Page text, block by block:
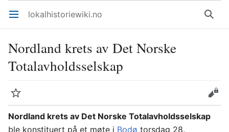
Åpne hovedmenyen lokalhistoriewiki.no Søk
Nordland krets av Det Norske
Totalavholdsselskap
Overvåk
Rediger
Nordland krets av Det Norske Totalavholdsselskap
ble konstituert på et møte i Bodø torsdag 28.